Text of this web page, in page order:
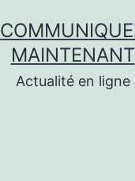
MAINTENANT
Actualité en ligne